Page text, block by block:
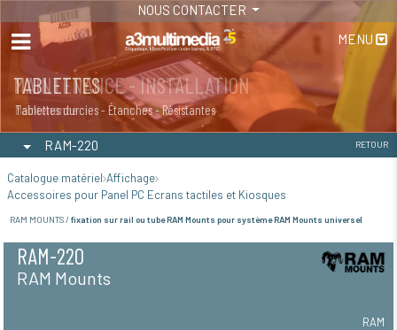
NOUS CONTACTER
MENU
MAINTENANCE - INSTALLATION
Maintenance
TABLETTES
Tablettes durcies - Étanches - Résistantes
RAM-220 RETOUR
Catalogue matériel Affichage
Accessoires pour Panel PC Ecrans tactiles et Kiosques
RAM MOUNTS / fixation sur rail ou tube RAM Mounts pour système RAM Mounts universel
RAM-220
RAM Mounts
RAM